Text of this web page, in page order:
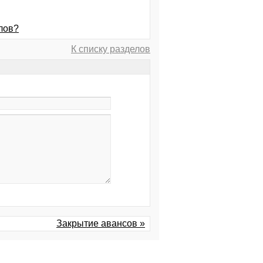
К списку разделов
Закрытие авансов »